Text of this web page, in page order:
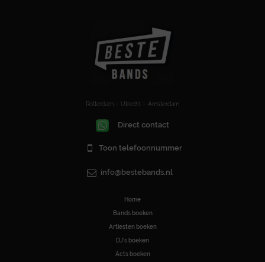
Rotterdam – Utrecht – Amsterdam
Direct contact
Toon telefoonnummer
info@bestebands.nl
Home
Bands boeken
Artiesten boeken
DJ’s boeken
Acts boeken